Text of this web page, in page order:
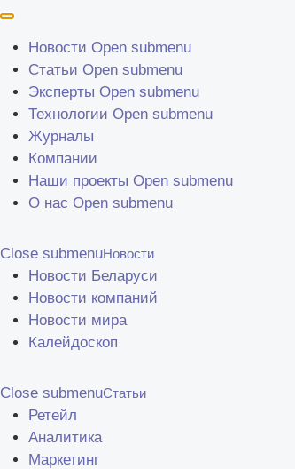
Новости Open submenu
Статьи Open submenu
Эксперты Open submenu
Технологии Open submenu
Журналы
Компании
Наши проекты Open submenu
О нас Open submenu
Close submenuНовости
Новости Беларуси
Новости компаний
Новости мира
Калейдоскоп
Close submenuСтатьи
Ретейл
Аналитика
Маркетинг
Перейти к основному содержанию